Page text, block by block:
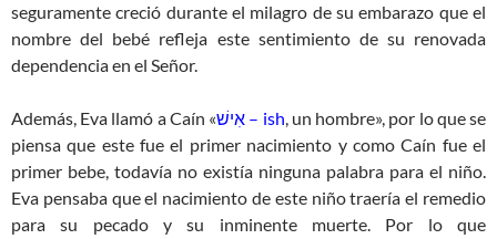
seguramente creció durante el milagro de su embarazo que el
nombre del bebé refleja este sentimiento de su renovada
dependencia en el Señor.
Además, Eva llamó a Caín « אִישׁ – ish, un hombre», por lo que se
piensa que este fue el primer nacimiento y como Caín fue el
primer bebe, todavía no existía ninguna palabra para el niño.
Eva pensaba que el nacimiento de este niño traería el remedio
para su pecado y su inminente muerte. Por lo que